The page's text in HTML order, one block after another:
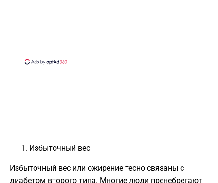
Избыточный вес
Избыточный вес или ожирение тесно связаны с
диабетом второго типа. Многие люди пренебрегают